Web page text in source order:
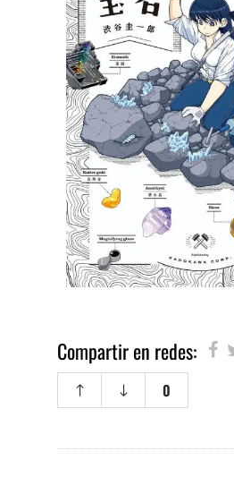
Compartir en redes:
0